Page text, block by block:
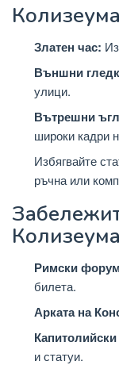
Колизеума
Златен час:
Външни
улици.
Вътрешни
широки кадри
Избягвайте
ръчна или
Колизеума
Римски
билета.
Арката на
и статуи.